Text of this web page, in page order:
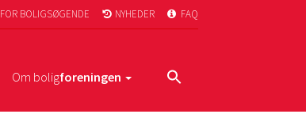
FOR BOLIGSØGENDE  NYHEDER  FAQ
Om boligforeningen